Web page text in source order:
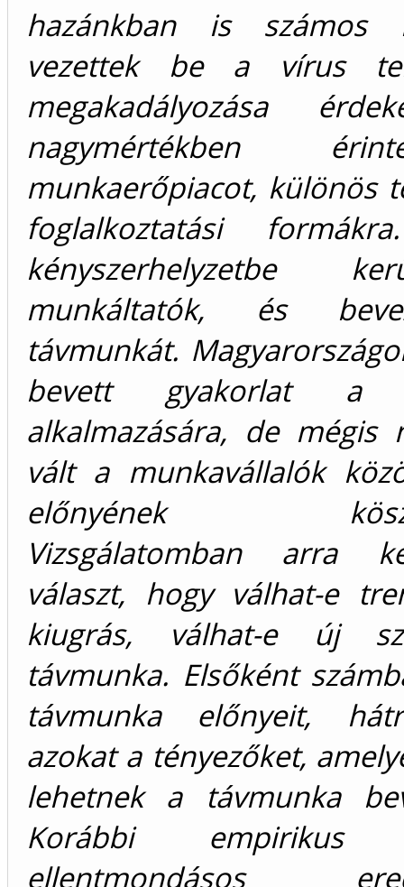
hazánkban is számos
vezettek be a vírus
megakadályozása
nagymértékben
munkaerőpiacot, különös
foglalkoztatási
kényszerhelyzetbe
munkáltatók, és
távmunkát.
bevett gyakorlat a
alkalmazására, de mégis
vált a munkavállalók
előnyének
Vizsgálatomban arra
választ, hogy válhat-e
kiugrás, válhat-e új
távmunka. Elsőként
távmunka előnyeit,
azokat a tényezőket,
lehetnek a távmunka
Korábbi empirikus
ellentmondásos